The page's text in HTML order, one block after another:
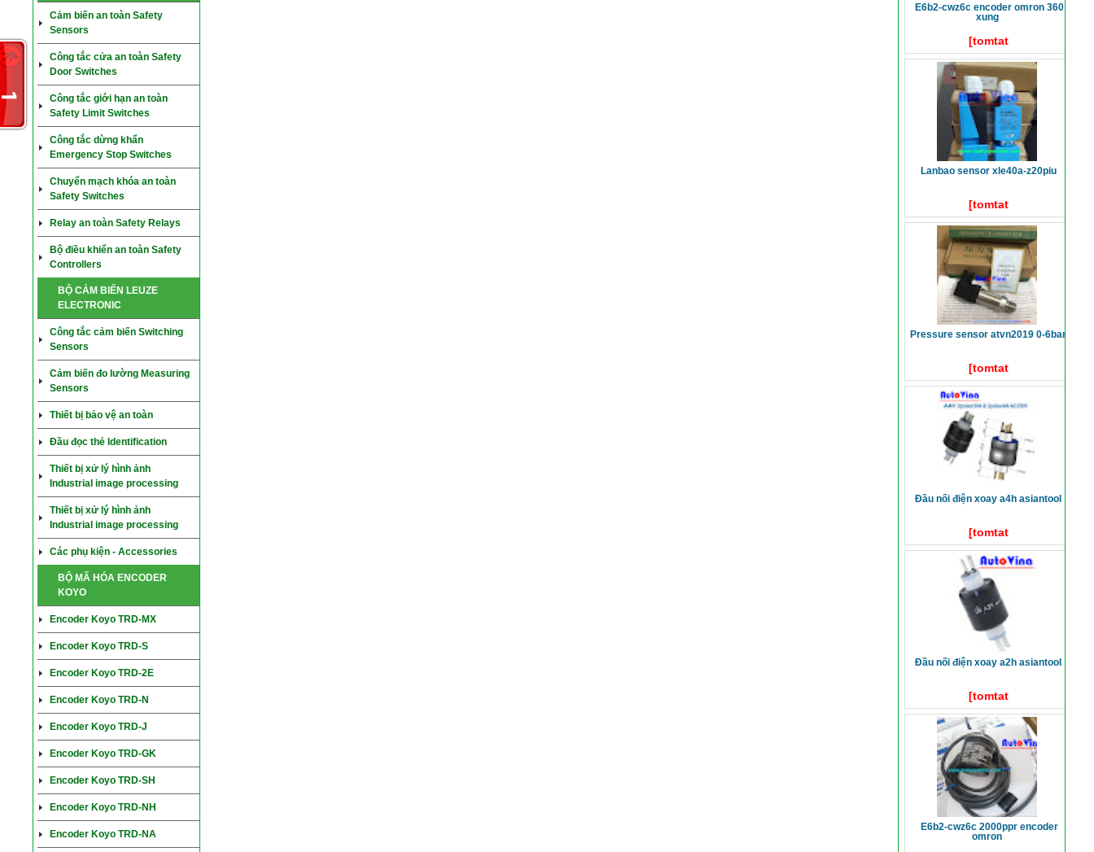
Cảm biến an toàn Safety
Sensors
Công tắc cửa an toàn Safety
Door Switches
Công tắc giới hạn an toàn
Safety Limit Switches
Công tắc dừng khẩn
Emergency Stop Switches
Chuyển mạch khóa an toàn
Safety Switches
Relay an toàn Safety Relays
Bộ điều khiển an toàn Safety
Controllers
BỘ CẢM BIẾN LEUZE
ELECTRONIC
Công tắc cảm biến Switching
Sensors
Cảm biến đo lường Measuring
Sensors
Thiết bị bảo vệ an toàn
Đầu đọc thẻ Identification
Thiết bị xử lý hình ảnh
Industrial image processing
Thiết bị xử lý hình ảnh
Industrial image processing
Các phụ kiện - Accessories
BỘ MÃ HÓA ENCODER
KOYO
Encoder Koyo TRD-MX
Encoder Koyo TRD-S
Encoder Koyo TRD-2E
Encoder Koyo TRD-N
Encoder Koyo TRD-J
Encoder Koyo TRD-GK
Encoder Koyo TRD-SH
Encoder Koyo TRD-NH
Encoder Koyo TRD-NA
e6b2-cwz6c encoder omron 360
xung
[tomtat
lanbao sensor xle40a-z20piu
[tomtat
pressure sensor atvn2019 0-6bar
[tomtat
đầu nối điện xoay a4h asiantool
[tomtat
đầu nối điện xoay a2h asiantool
[tomtat
e6b2-cwz6c 2000ppr encoder
omron